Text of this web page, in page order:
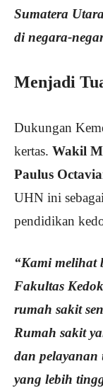
Sumatera
di negara-
Menjadi
Dukungan
kertas. Wakil
Paulus
UHN ini
pendidikan
“Kami melihat
Fakultas
rumah sakit
Rumah sakit
dan
yang lebih